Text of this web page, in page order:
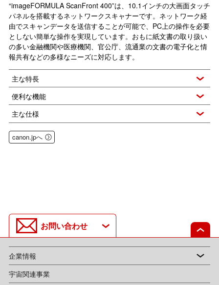
“imageFORMULA ScanFront 400”は、10.1インチの大画面タッチ
パネルを搭載するネットワークスキャナーです。ネットワーク経
由でスキャンデータを送信することが可能で、PC上の操作を必要
としない簡単な操作を実現しています。おもに紙文書の取り扱い
の多い金融機関や医療機関、官公庁、流通業の文書の電子化と情
報共有などの多様なニーズに対応します。
主な特長
便利な機能
主な仕様
canon.jpへ
お問い合わせ
企業情報
宇宙関連事業